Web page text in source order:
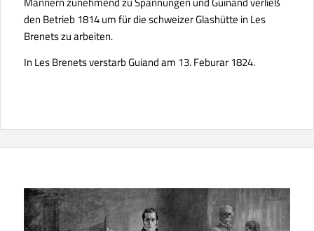
den Betrieb 1814 um für die schweizer Glashütte in Les
Brenets zu arbeiten.
In Les Brenets verstarb Guiand am 13. Feburar 1824.​